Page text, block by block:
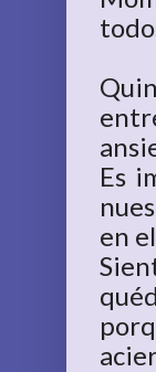
Es
en